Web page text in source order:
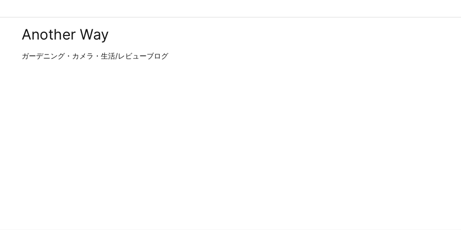
Another Way
ガーデニング・カメラ・生活/レビューブログ